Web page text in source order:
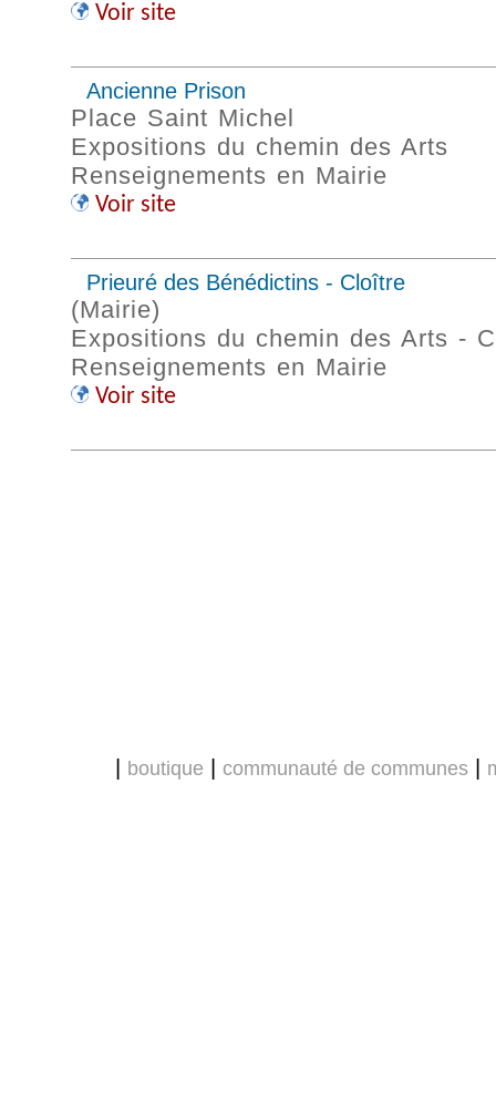
Voir site
Ancienne Prison
Place Saint Michel
Expositions du chemin des Arts
Renseignements en Mairie
Voir site
Prieuré des Bénédictins - Cloître
(Mairie)
Expositions du chemin des Arts -
Renseignements en Mairie
Voir site
boutique communauté de communes